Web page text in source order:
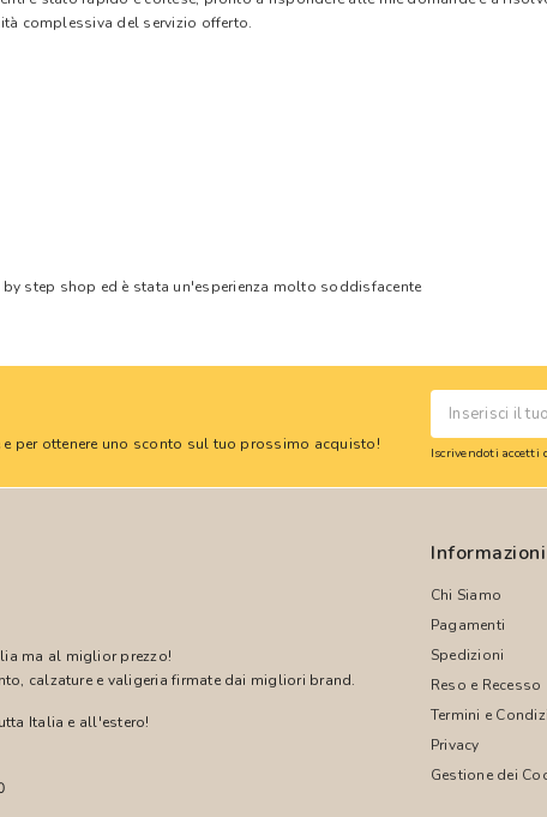
complessiva del servizio offerto.
step shop ed è stata un'esperienza molto soddisfacente
per ottenere uno sconto sul tuo prossimo acquisto! Iscrivendoti accetti
ma al miglior prezzo!
calzature e valigeria firmate dai migliori brand.
Italia e all'estero!
Informazioni
Chi Siamo
Pagamenti
Spedizioni
Reso e Recesso
Termini e
Privacy
Gestione dei